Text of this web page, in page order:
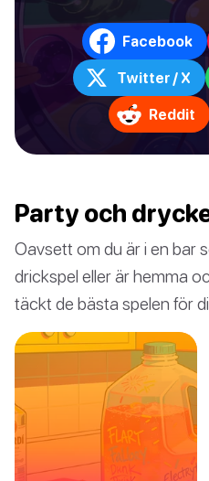
Facebook
Twitter / X
Reddit
Party och
Oavsett om du är i en bar
drickspel eller är hemma
täckt de bästa spelen för